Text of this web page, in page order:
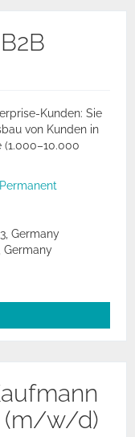
Kunden: Sie
von Kunden in
Germany
Germany
(m/w/d)